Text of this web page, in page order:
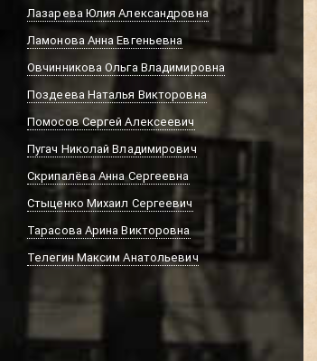
Лазарева Юлия Александровна
Ламонова Анна Евгеньевна
Овчинникова Ольга Владимировна
Поздеева Наталья Викторовна
Помосов Сергей Алексеевич
Пугач Николай Владимирович
Скрипалёва Анна Сергеевна
Стыценко Михаил Сергеевич
Тарасова Арина Викторовна
Телегин Максим Анатольевич